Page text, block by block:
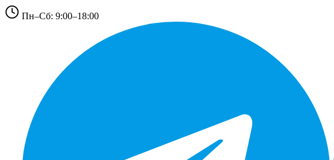
Пн–Сб: 9:00–18:00